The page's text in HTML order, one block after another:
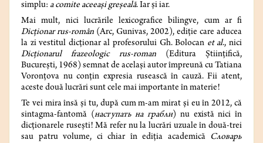
simplu: a comite aceeași greșeală. Iar și iar.
Mai mult, nici lucrările lexicografice bilingve, cum ar fi
Dicționar rus-român (Arc, Gunivas, 2002), ediție care aducea
la zi vestitul dicționar al profesorului Gh. Bolocan et al., nici
Dicționarul frazeologic rus-roman(Editura Științifică,
București, 1968) semnat de același autor împreună cu Tatiana
Voronțova nu conțin expresia rusească în cauză. Fii atent,
aceste două lucrări sunt cele mai importante în materie!
Te vei mira însă și tu, după cum m-am mirat și eu în 2012, că
sintagma-fantomă (наступать на грабли) nu există nici în
dicționarele rusești! Mă refer nu la lucrări uzuale în două-trei
sau patru volume, ci chiar în ediția academică
Словарь